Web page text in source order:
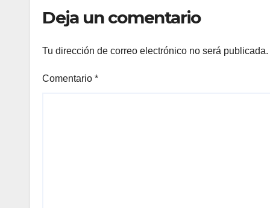
Deja un comentario
Tu dirección de correo electrónico no será publicada.
Comentario *